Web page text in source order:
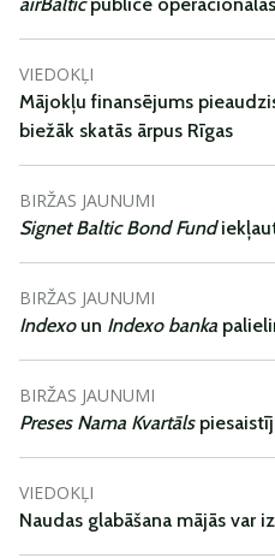
VIEDOKĻI
Mājokļu finansējums
biežāk skatās ārpus Rīgas
BIRŽAS JAUNUMI
Signet Baltic Bond Fund
BIRŽAS JAUNUMI
Indexoun Indexo banka
BIRŽAS JAUNUMI
Preses Nama Kvartāls
VIEDOKĻI
Naudas glabāšana mājās var